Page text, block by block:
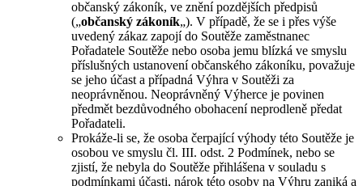
občanský zákoník, ve znění pozdějších předpisů
(„občanský zákoník„). V případě, že se i přes výše
uvedený zákaz zapojí do Soutěže zaměstnanec
Pořadatele Soutěže nebo osoba jemu blízká ve smyslu
příslušných ustanovení občanského zákoníku, považuje
se jeho účast a případná Výhra v Soutěži za
neoprávněnou. Neoprávněný Výherce je povinen
předmět bezdůvodného obohacení neprodleně předat
Pořadateli.
Prokáže-li se, že osoba čerpající výhody této Soutěže je
osobou ve smyslu čl. III. odst. 2 Podmínek, nebo se
zjistí, že nebyla do Soutěže přihlášena v souladu s
podmínkami účasti, nárok této osoby na Výhru zaniká a